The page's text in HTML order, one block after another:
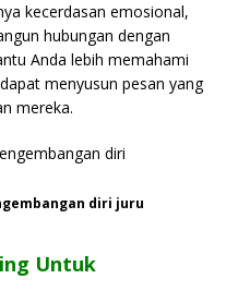
kecerdasan emosional,
hubungan dengan
Anda lebih memahami
menyusun pesan yang
mereka.
diri juru
Untuk